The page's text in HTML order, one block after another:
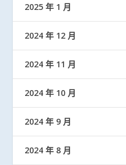
2025 年 1 月
2024 年 12 月
2024 年 11 月
2024 年 10 月
2024 年 9 月
2024 年 8 月